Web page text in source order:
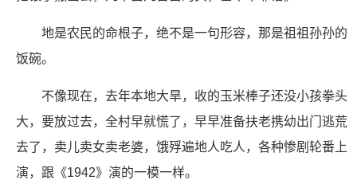
地是农民的命根子，绝不是一句形容，那是祖祖孙孙的
饭碗。
不像现在，去年本地大旱，收的玉米棒子还没小孩拳头
大，要放过去，全村早就慌了，早早准备扶老携幼出门逃荒
去了，卖儿卖女卖老婆，饿殍遍地人吃人，各种惨剧轮番上
演，跟《1942》演的一模一样。